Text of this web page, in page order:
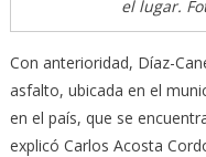
el lugar.
Con anterioridad, Díaz-
asfalto, ubicada en el
en el país, que se
explicó Carlos Acosta